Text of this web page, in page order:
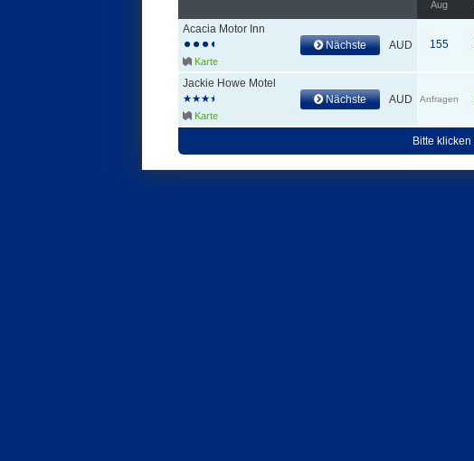
Aug
Acacia Motor Inn
Karte
Nächste AUD 155
Jackie Howe Motel
Karte
Nächste AUD Anfragen
Bitte